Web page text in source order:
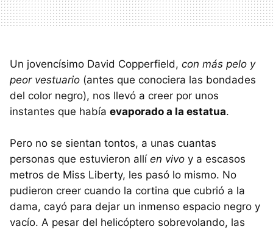
Un jovencísimo David Copperfield, con más pelo y
peor vestuario (antes que conociera las bondades
del color negro), nos llevó a creer por unos
instantes que había evaporado a la estatua.
Pero no se sientan tontos, a unas cuantas
personas que estuvieron allí en vivo y a escasos
metros de Miss Liberty, les pasó lo mismo. No
pudieron creer cuando la cortina que cubrió a la
dama, cayó para dejar un inmenso espacio negro y
vacío. A pesar del helicóptero sobrevolando, las